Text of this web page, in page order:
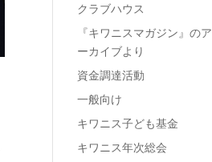
クラブハウス
『キワニスマガジン』のア
ーカイブより
資金調達活動
一般向け
キワニス子ども基金
キワニス年次総会